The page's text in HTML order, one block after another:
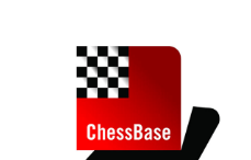
con 13 puntos, seguido por
Moscú con 12 y Siberia fue
bronce con 10. El equipo
capitalino ganó el oro en la
prueba femenina.Reportaje